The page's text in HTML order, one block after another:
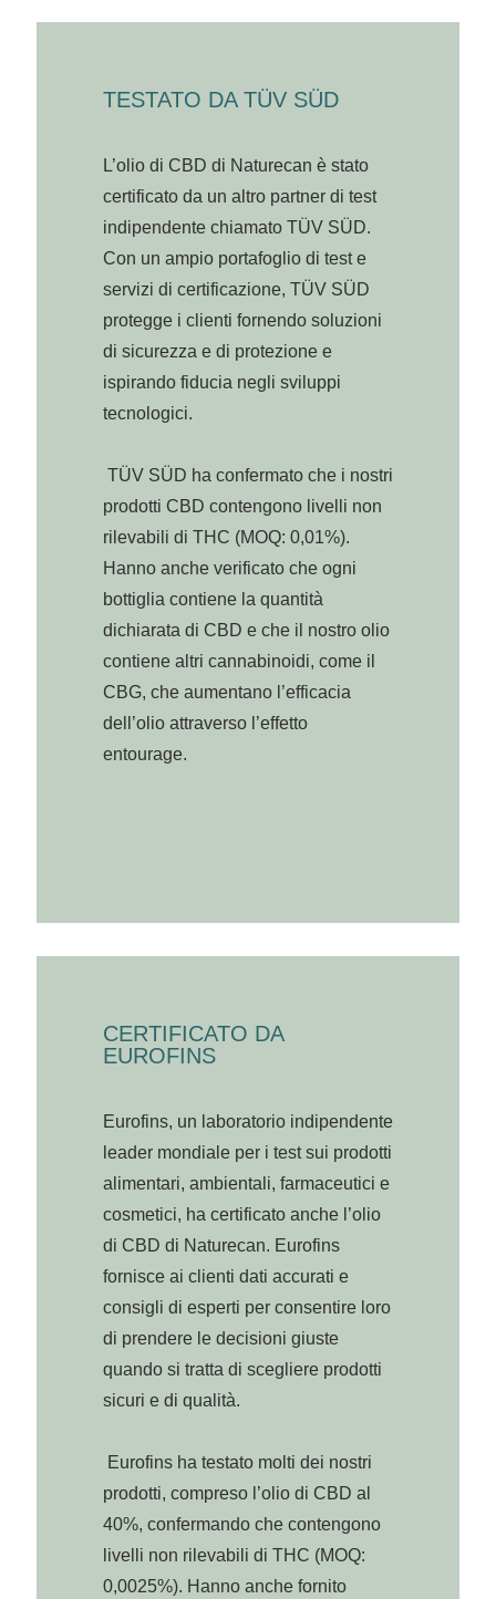
TESTATO DA TÜV SÜD
L’olio di CBD di Naturecan è stato
certificato da un altro partner di test
indipendente chiamato TÜV SÜD.
Con un ampio portafoglio di test e
servizi di certificazione, TÜV SÜD
protegge i clienti fornendo soluzioni
di sicurezza e di protezione e
ispirando fiducia negli sviluppi
tecnologici.
TÜV SÜD ha confermato che i nostri
prodotti CBD contengono livelli non
rilevabili di THC (MOQ: 0,01%).
Hanno anche verificato che ogni
bottiglia contiene la quantità
dichiarata di CBD e che il nostro olio
contiene altri cannabinoidi, come il
CBG, che aumentano l’efficacia
dell’olio attraverso l’effetto
entourage.
CERTIFICATO DA
EUROFINS
Eurofins, un laboratorio indipendente
leader mondiale per i test sui prodotti
alimentari, ambientali, farmaceutici e
cosmetici, ha certificato anche l’olio
di CBD di Naturecan. Eurofins
fornisce ai clienti dati accurati e
consigli di esperti per consentire loro
di prendere le decisioni giuste
quando si tratta di scegliere prodotti
sicuri e di qualità.
Eurofins ha testato molti dei nostri
prodotti, compreso l’olio di CBD al
40%, confermando che contengono
livelli non rilevabili di THC (MOQ:
0,0025%). Hanno anche fornito